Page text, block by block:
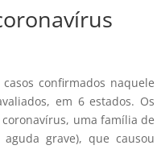
confirmados naquele
em 6 estados. Os
uma família de
grave), que causou